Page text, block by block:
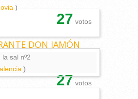
)
27 votos
DON JAMÓN
sal nº2
)
27 votos